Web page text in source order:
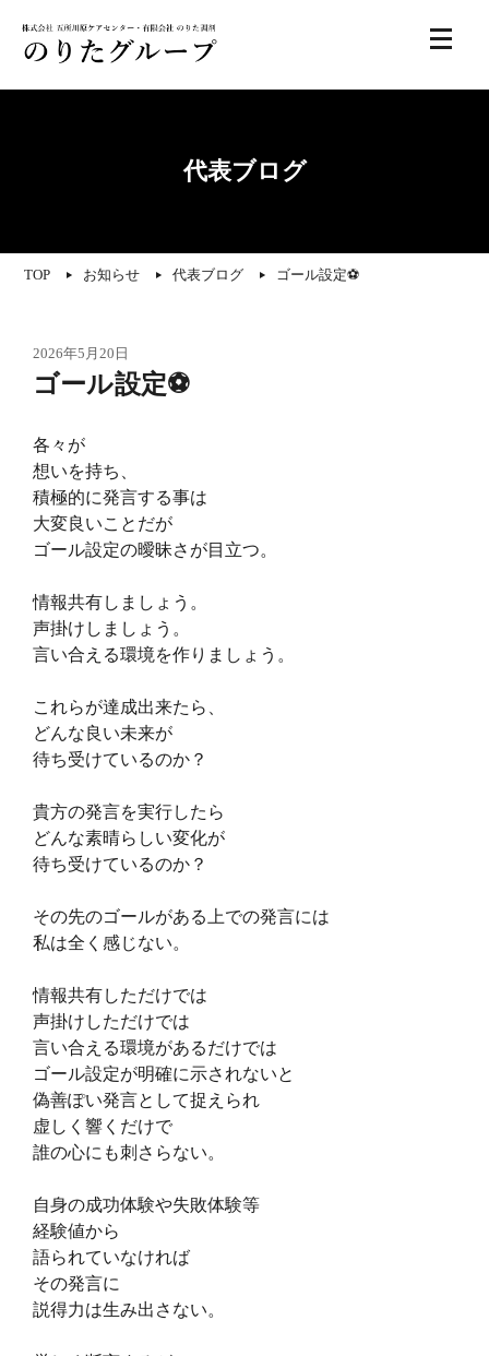
代表ブログ
TOP お知らせ 代表ブログ ゴール設定⚽️
2026年5月20日
ゴール設定⚽️
各々が
想いを持ち、
積極的に発言する事は
大変良いことだが
ゴール設定の曖昧さが目立つ。
情報共有しましょう。
声掛けしましょう。
言い合える環境を作りましょう。
これらが達成出来たら、
どんな良い未来が
待ち受けているのか？
貴方の発言を実行したら
どんな素晴らしい変化が
待ち受けているのか？
その先のゴールがある上での発言には
私は全く感じない。
情報共有しただけでは
声掛けしただけでは
言い合える環境があるだけでは
ゴール設定が明確に示されないと
偽善ぽい発言として捉えられ
虚しく響くだけで
誰の心にも刺さらない。
自身の成功体験や失敗体験等
経験値から
語られていなければ
その発言に
説得力は生み出さない。